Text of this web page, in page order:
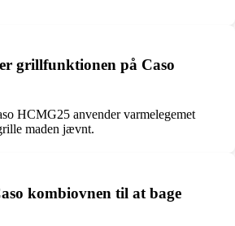
grillfunktionen på Caso
HCMG25 anvender varmelegemet
maden jævnt.
kombiovnen til at bage